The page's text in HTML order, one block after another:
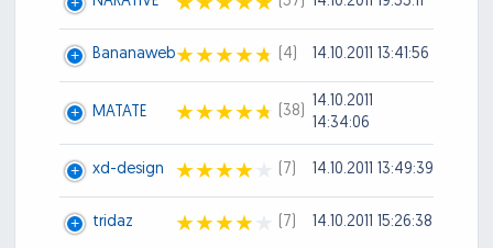
Bananaweb (4) 14.10.2011 13:41:56
MATATE (38)
14.10.2011
14:34:06
xd-design (7) 14.10.2011 13:49:39
tridaz (7) 14.10.2011 15:26:38